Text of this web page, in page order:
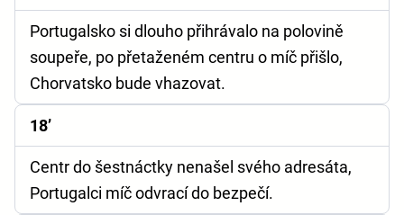
Portugalsko si dlouho přihrávalo na polovině
soupeře, po přetaženém centru o míč přišlo,
Chorvatsko bude vhazovat.
18’
Centr do šestnáctky nenašel svého adresáta,
Portugalci míč odvrací do bezpečí.